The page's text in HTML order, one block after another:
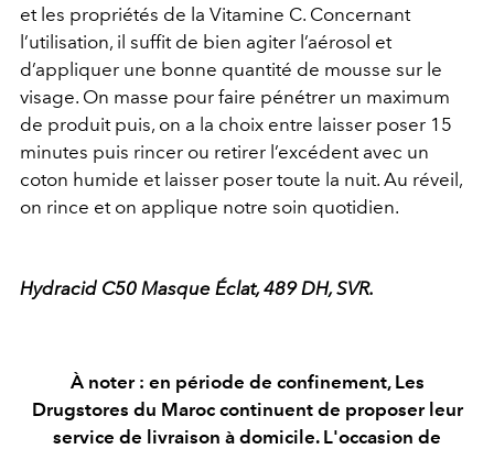
et les propriétés de la Vitamine C. Concernant
l’utilisation, il suffit de bien agiter l’aérosol et
d’appliquer une bonne quantité de mousse sur le
visage. On masse pour faire pénétrer un maximum
de produit puis, on a la choix entre laisser poser 15
minutes puis rincer ou retirer l’excédent avec un
coton humide et laisser poser toute la nuit. Au réveil,
on rince et on applique notre soin quotidien.
Hydracid C50 Masque Éclat, 489 DH, SVR.
À noter : en période de confinement, Les
Drugstores du Maroc continuent de proposer leur
service de livraison à domicile. L'occasion de